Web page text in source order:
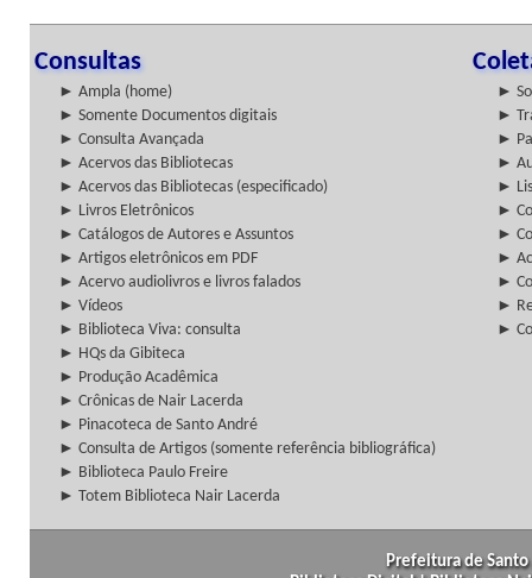
Consultas
► Ampla (home)
►
► Somente Documentos digitais
►
► Consulta Avançada
►
► Acervos das Bibliotecas
►
► Acervos das Bibliotecas (especificado)
►
► Livros Eletrônicos
►
► Catálogos de Autores e Assuntos
►
► Artigos eletrônicos em PDF
►
► Acervo audiolivros e livros falados
►
► Vídeos
►
► Biblioteca Viva: consulta
►
► HQs da Gibiteca
► Produção Acadêmica
► Crônicas de Nair Lacerda
► Pinacoteca de Santo André
► Consulta de Artigos (somente referência bibliográfica)
► Biblioteca Paulo Freire
► Totem Biblioteca Nair Lacerda
Prefeitura de